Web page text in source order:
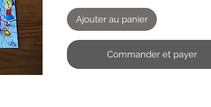
Ajouter au panier
Commander et payer